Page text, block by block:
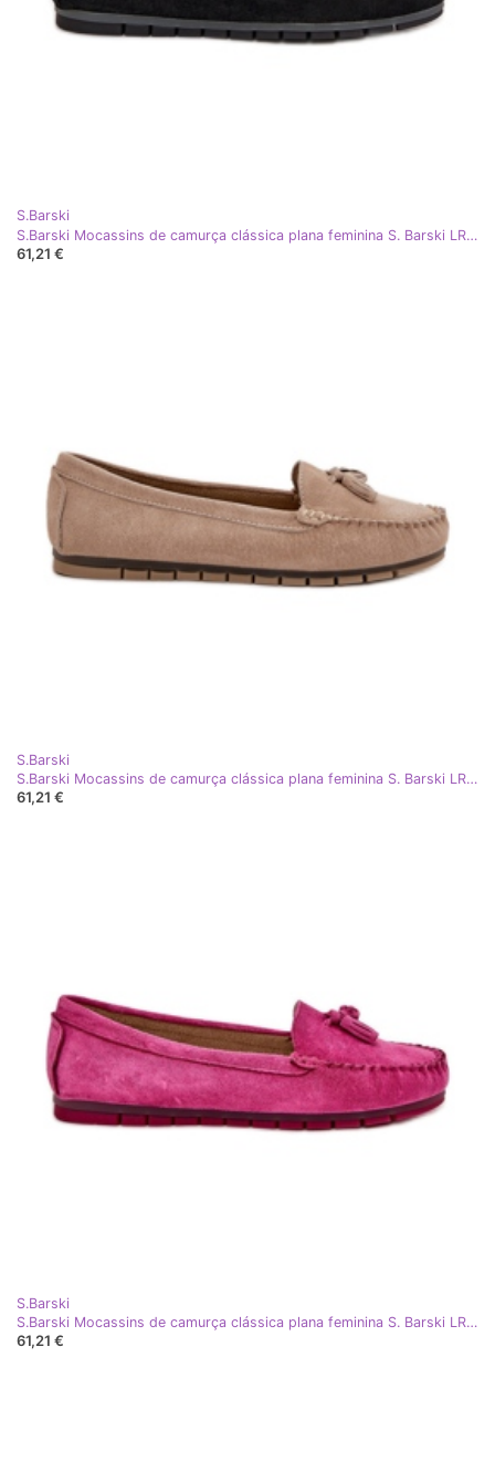
S.Barski
S.Barski Mocassins de camurça clássica plana feminina S. Barski LR51-548 Black preto
61,21 €
S.Barski
S.Barski Mocassins de camurça clássica plana feminina S. Barski LR51-548 bege
61,21 €
S.Barski
S.Barski Mocassins de camurça clássica plana feminina S. Barski LR51-548 Fuksja rosa
61,21 €